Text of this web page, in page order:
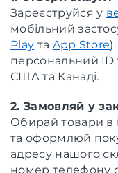
Зареєструйся у
мобільний
Play та App Store
персональний ID
США та Канаді.
2. Замовляй у
Обирай товари в
та оформлюй
адресу нашого
номер телефону